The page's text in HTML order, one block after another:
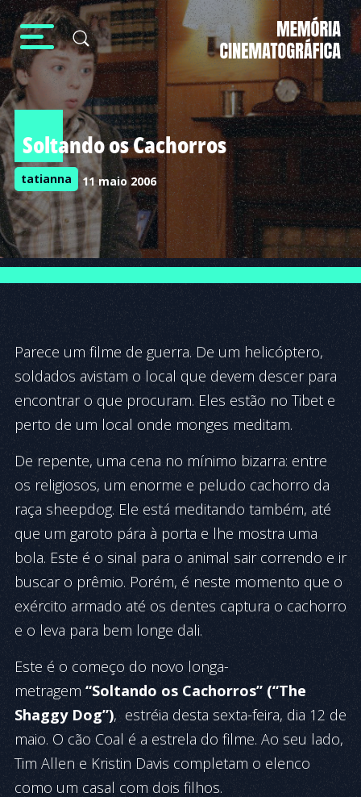
Soltando os Cachorros
tatianna 11 maio 2006
Parece um filme de guerra. De um helicóptero,
soldados avistam o local que devem descer para
encontrar o que procuram. Eles estão no Tibet e
perto de um local onde monges meditam.
De repente, uma cena no mínimo bizarra: entre
os religiosos, um enorme e peludo cachorro da
raça sheepdog. Ele está meditando também, até
que um garoto pára à porta e lhe mostra uma
bola. Este é o sinal para o animal sair correndo e ir
buscar o prêmio. Porém, é neste momento que o
exército armado até os dentes captura o cachorro
e o leva para bem longe dali.
Este é o começo do novo longa-
metragem “Soltando os Cachorros” (“The
Shaggy Dog”), estréia desta sexta-feira, dia 12 de
maio. O cão Coal é a estrela do filme. Ao seu lado,
Tim Allen e Kristin Davis completam o elenco
como um casal com dois filhos.